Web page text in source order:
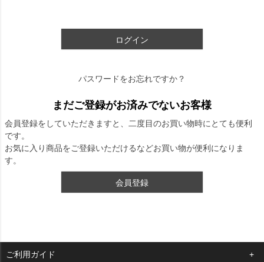
ログイン
パスワードをお忘れですか？
まだご登録がお済みでないお客様
会員登録をしていただきますと、二度目のお買い物時にとても便利
です。
お気に入り商品をご登録いただけるなどお買い物が便利になりま
す。
会員登録
ご利用ガイド